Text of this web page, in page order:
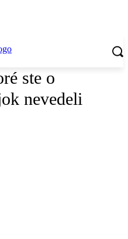
ste o
nevedeli